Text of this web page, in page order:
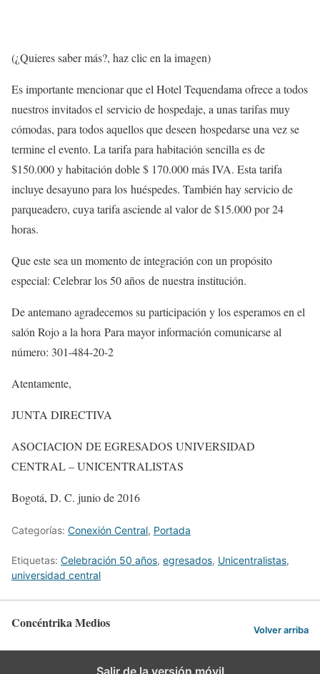
(¿Quieres saber más?, haz clic en la imagen)
Es importante mencionar que el Hotel Tequendama ofrece a todos
nuestros invitados el servicio de hospedaje, a unas tarifas muy
cómodas, para todos aquellos que deseen hospedarse una vez se
termine el evento. La tarifa para habitación sencilla es de
$150.000 y habitación doble $ 170.000 más IVA. Esta tarifa
incluye desayuno para los huéspedes. También hay servicio de
parqueadero, cuya tarifa asciende al valor de $15.000 por 24
horas.
Que este sea un momento de integración con un propósito
especial: Celebrar los 50 años de nuestra institución.
De antemano agradecemos su participación y los esperamos en el
salón Rojo a la hora Para mayor información comunicarse al
número: 301-484-20-2
Atentamente,
JUNTA DIRECTIVA
ASOCIACION DE EGRESADOS UNIVERSIDAD
CENTRAL – UNICENTRALISTAS
Bogotá, D. C. junio de 2016
Categorías: Conexión Central, Portada
Etiquetas: Celebración 50 años, egresados, Unicentralistas,
universidad central
Concéntrika Medios Volver arriba
Salir de la versión móvil